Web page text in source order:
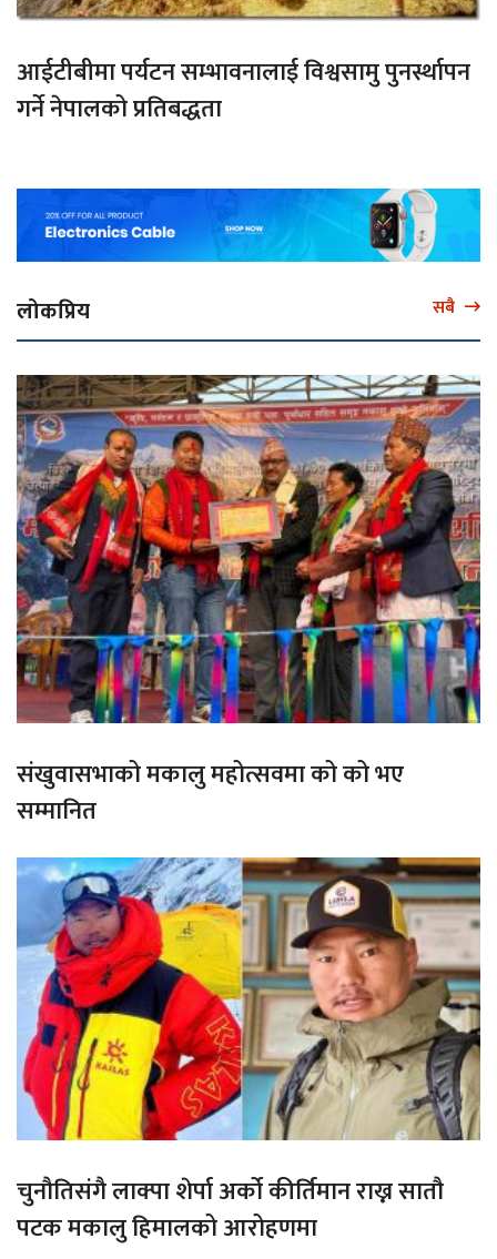
आईटीबीमा पर्यटन सम्भावनालाई विश्वसामु पुनर्स्थापन
गर्ने नेपालको प्रतिबद्धता
लोकप्रिय सबै
संखुवासभाको मकालु महोत्सवमा को को भए
सम्मानित
चुनौतिसंगै लाक्पा शेर्पा अर्को कीर्तिमान राख्न सातौ
पटक मकालु हिमालको आरोहणमा